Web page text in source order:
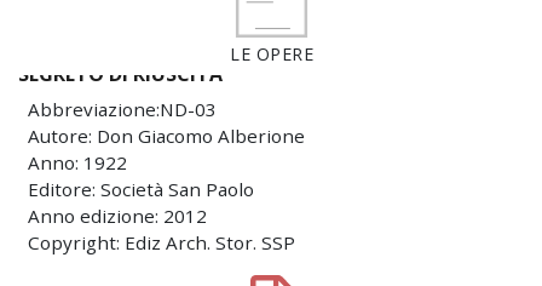
LE OPERE
SEGRETO DI RIUSCITA
Abbreviazione:ND-03
Autore: Don Giacomo Alberione
Anno: 1922
Editore: Società San Paolo
Anno edizione: 2012
Copyright: Ediz Arch. Stor. SSP